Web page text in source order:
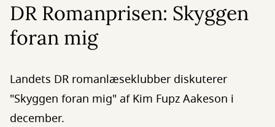
DR Romanprisen: Skyggen
foran mig
Landets DR romanlæseklubber diskuterer
"Skyggen foran mig" af Kim Fupz Aakeson i
december.